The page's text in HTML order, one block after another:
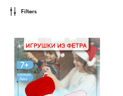
Filters